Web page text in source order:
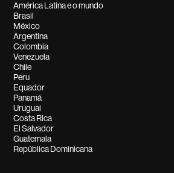
América Latina e o mundo
Brasil
México
Argentina
Colombia
Venezuela
Chile
Peru
Equador
Panamá
Uruguai
Costa Rica
El Salvador
Guatemala
República Dominicana